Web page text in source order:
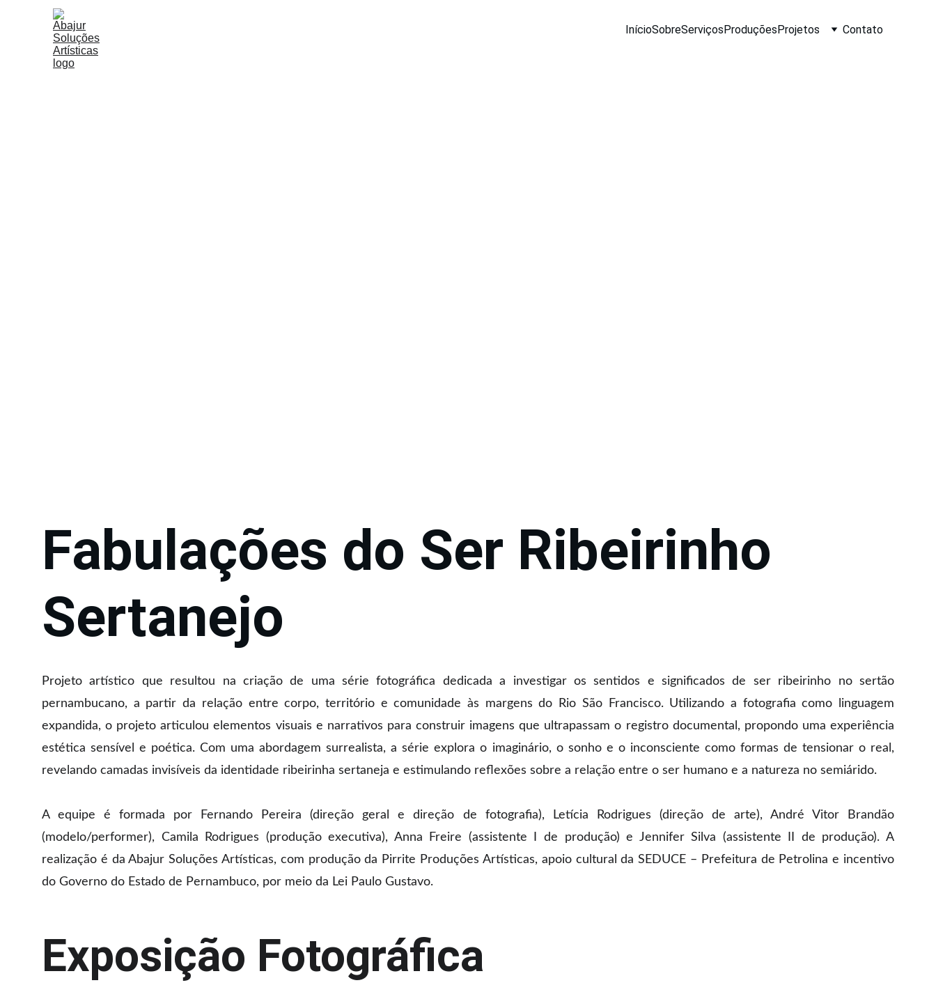
InícioSobreServiçosProduçõesProjetos Contato
Fabulações do Ser Ribeirinho
Sertanejo
Projeto artístico que resultou na criação de uma série fotográfica dedicada a investigar os sentidos e significados de ser ribeirinho no sertão
pernambucano, a partir da relação entre corpo, território e comunidade às margens do Rio São Francisco. Utilizando a fotografia como linguagem
expandida, o projeto articulou elementos visuais e narrativos para construir imagens que ultrapassam o registro documental, propondo uma experiência
estética sensível e poética. Com uma abordagem surrealista, a série explora o imaginário, o sonho e o inconsciente como formas de tensionar o real,
revelando camadas invisíveis da identidade ribeirinha sertaneja e estimulando reflexões sobre a relação entre o ser humano e a natureza no semiárido.
A equipe é formada por Fernando Pereira (direção geral e direção de fotografia), Letícia Rodrigues (direção de arte), André Vitor Brandão
(modelo/performer), Camila Rodrigues (produção executiva), Anna Freire (assistente I de produção) e Jennifer Silva (assistente II de produção). A
realização é da Abajur Soluções Artísticas, com produção da Pirrite Produções Artísticas, apoio cultural da SEDUCE – Prefeitura de Petrolina e incentivo
do Governo do Estado de Pernambuco, por meio da Lei Paulo Gustavo.
Exposição Fotográfica